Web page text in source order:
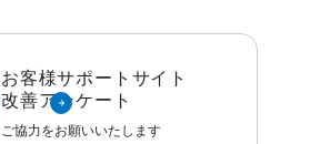
お客様サポートサイト
改善アンケート
ご協力をお願いいたします